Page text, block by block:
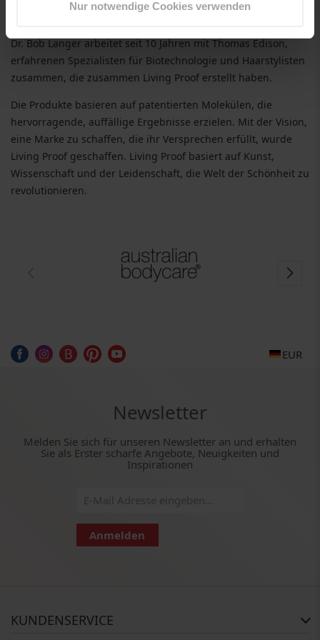
Nur notwendige Cookies verwenden
Living Proof perfect Hair Day
Dr. Bob Langer arbeitet seit 10 Jahren mit Thomas Edison,
erfahrenen Spezialisten für Biotechnologie und Haarstylisten
zusammen, die zusammen Living Proof erstellt haben.
Die Produkte basieren auf patentierten Molekülen, die
hervorragende, auffällige Ergebnisse erzielen. Mit der Vision,
eine Marke zu schaffen, die ihr Versprechen erfüllt, wurde
Living Proof geschaffen. Living Proof basiert auf Kunst,
Wissenschaft und der Leidenschaft, die Welt der Schönheit zu
revolutionieren.
EUR
Newsletter
Melden Sie sich für unseren Newsletter an und erhalten
Sie als Erster scharfe Angebote, Neuigkeiten und
Inspirationen
Anmelden
KUNDENSERVICE